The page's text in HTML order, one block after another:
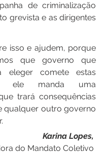
de criminalização
grevista e as dirigentes
isso e ajudem, porque
que governo que
eleger comete estas
ele manda uma
trará consequências
qualquer outro governo
Karina Lopes,
do Mandato Coletivo